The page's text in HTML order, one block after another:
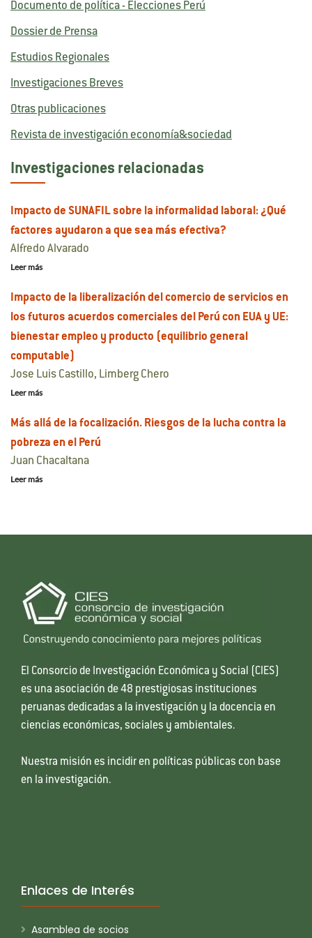
Documento de política - Elecciones Perú
Dossier de Prensa
Estudios Regionales
Investigaciones Breves
Otras publicaciones
Revista de investigación economía&sociedad
Investigaciones relacionadas
Impacto de SUNAFIL sobre la informalidad laboral: ¿Qué
factores ayudaron a que sea más efectiva?
Alfredo Alvarado
Leer más
Impacto de la liberalización del comercio de servicios en
los futuros acuerdos comerciales del Perú con EUA y UE:
bienestar empleo y producto (equilibrio general
computable)
Jose Luis Castillo, Limberg Chero
Leer más
Más allá de la focalización. Riesgos de la lucha contra la
pobreza en el Perú
Juan Chacaltana
Leer más
El Consorcio de Investigación Económica y Social (CIES)
es una asociación de 48 prestigiosas instituciones
peruanas dedicadas a la investigación y la docencia en
ciencias económicas, sociales y ambientales.
Nuestra misión es incidir en políticas públicas con base
en la investigación.
Enlaces de Interés
Asamblea de socios